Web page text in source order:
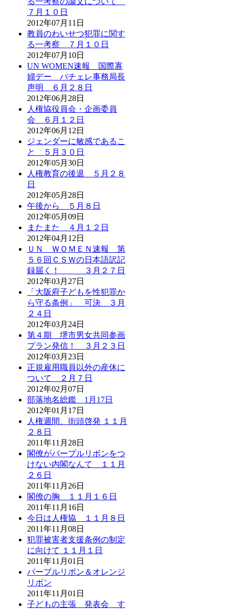
７月１０日
2012年07月11日
教員のわいせつ犯罪に関す
る一考察 ７月１０日
2012年07月10日
UN WOMEN速報 国際寡
婦デー バチェレ事務局長
声明 ６月２８日
2012年06月28日
人権協役員会・企画委員
会 ６月１２日
2012年06月12日
ジェンダーに敏感であるこ
と ５月３０日
2012年05月30日
人権教育の後退 ５月２８
日
2012年05月28日
午後から ５月８日
2012年05月09日
またまた ４月１２日
2012年04月12日
ＵＮ ＷＯＭＥＮ速報 第
５６回ＣＳＷの日本語訳記
録届く！ ３月２７日
2012年03月27日
「大阪府子どもを性犯罪か
ら守る条例」 可決 ３月
２４日
2012年03月24日
第４期 堺市男女共同参画
プラン発信！ ３月２３日
2012年03月23日
正規雇用職員以外の産休に
ついて ２月７日
2012年02月07日
部落地名総鑑 1月17日
2012年01月17日
人権週間、街頭啓発 １１月
２８日
2011年11月28日
閣僚がパープルリボンをつ
けない内閣なんて １１月
２６日
2011年11月26日
閣僚の胸 １１月１６日
2011年11月16日
今日は人権協 １１月８日
2011年11月08日
犯罪被害者支援条例の制定
に向けて １１月１日
2011年11月01日
パープルリボン＆オレンジ
リボン
2011年11月01日
子どもの主張 発表会 す